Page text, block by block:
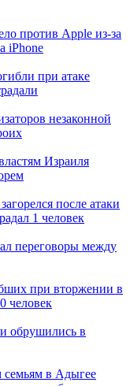
против Apple из-за
iPhone
при атаке
незаконной
Израиля
после атаки
1 человек
переговоры между
при вторжении в
человек
обрушились в
семьям в Адыгее